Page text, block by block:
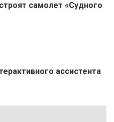
самолет «Судного
ассистента